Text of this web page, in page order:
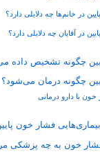
در خانم‌ها چه دلایلی دارد؟
در آقایان چه دلایلی دارد؟
چگونه تشخیص داده
چگونه درمان می‌شود؟
با دارو درمانی
بیماری‌هایی فشار خون
خون به چه پزشکی